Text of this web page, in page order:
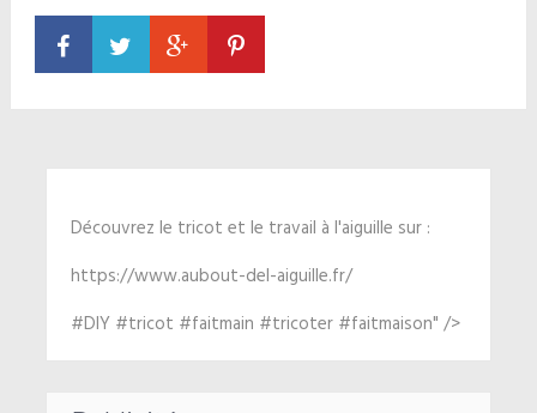
Découvrez le tricot et le travail à l'aiguille sur :
https://www.aubout-del-aiguille.fr/
#DIY #tricot #faitmain #tricoter #faitmaison" />